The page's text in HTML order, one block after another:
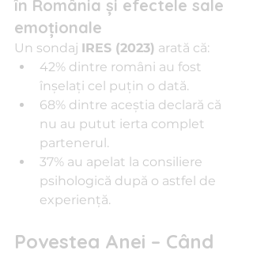
în România și efectele sale
emoționale
Un sondaj IRES (2023) arată că:
42% dintre români au fost
înșelați cel puțin o dată.
68% dintre aceștia declară că
nu au putut ierta complet
partenerul.
37% au apelat la consiliere
psihologică după o astfel de
experiență.
Povestea Anei – Când